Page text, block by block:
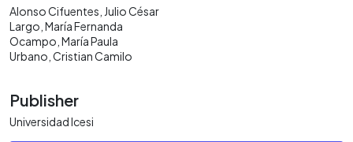
Alonso Cifuentes, Julio César
Largo, María Fernanda
Ocampo, María Paula
Urbano, Cristian Camilo
Publisher
Universidad Icesi